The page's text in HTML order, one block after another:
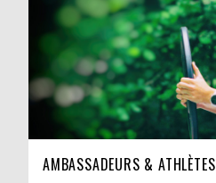
AMBASSADEURS & ATHLÈTES